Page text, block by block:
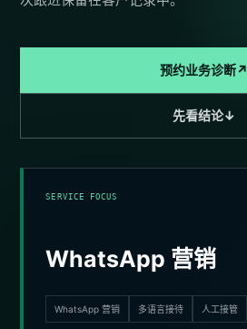
预约业务诊断↗
先看结论↓
SERVICE FOCUS
WhatsApp 营销
WhatsApp 营销 多语言接待 人工接管